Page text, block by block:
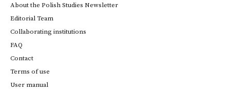
About the Polish Studies Newsletter
Editorial Team
Collaborating institutions
FAQ
Contact
Terms of use
User manual